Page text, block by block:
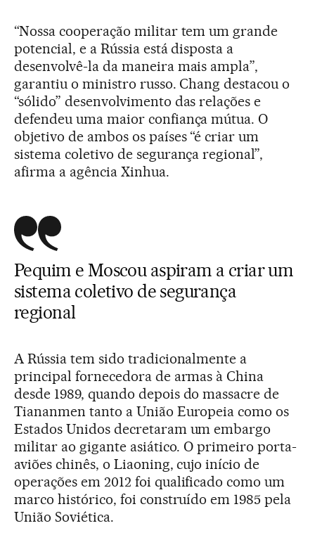
“Nossa cooperação militar tem um grande
potencial, e a Rússia está disposta a
desenvolvê-la da maneira mais ampla”,
garantiu o ministro russo. Chang destacou o
“sólido” desenvolvimento das relações e
defendeu uma maior confiança mútua. O
objetivo de ambos os países “é criar um
sistema coletivo de segurança regional”,
afirma a agência Xinhua.
Pequim e Moscou aspiram a criar um
sistema coletivo de segurança
regional
A Rússia tem sido tradicionalmente a
principal fornecedora de armas à China
desde 1989, quando depois do massacre de
Tiananmen tanto a União Europeia como os
Estados Unidos decretaram um embargo
militar ao gigante asiático. O primeiro porta-
aviões chinês, o Liaoning, cujo início de
operações em 2012 foi qualificado como um
marco histórico, foi construído em 1985 pela
União Soviética.